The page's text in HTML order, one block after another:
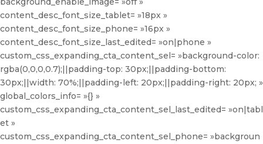
content_desc_font_size_tablet= »18px »
content_desc_font_size_phone= »16px »
content_desc_font_size_last_edited= »on|phone »
custom_css_expanding_cta_content_sel= »background-color:
rgba(0,0,0,0.7);||padding-top: 30px;||padding-bottom:
30px;||width: 70%;||padding-left: 20px;||padding-right: 20px; »
global_colors_info= »{} »
custom_css_expanding_cta_content_sel_last_edited= »on|tabl
et »
custom_css_expanding_cta_content_sel_phone= »backgroun